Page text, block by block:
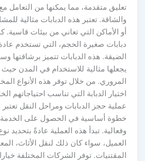
تعليق متقدمة، مما يمكنها من التعامل
والشاقة. تعتبر هذه الدبابات مثالية
أو الأماكن التي تعاني من بيئات قاسية.
دبابات صغيرة الحجم، التي تستخدم
الضيقة. هذه الدبابات تتميز برشاقتها
يجعلها مثالية للاستخدام في المدن حيث
المروري. من خلال توفر هذه الأنواع
اختيار الدبابة التي تناسب احتياجاتهم
عملية حجز الدبابات ومراحل النقل تعتبر
خطوة أساسية في الحصول على الخدمة
وفعالية. تبدأ هذه العملية عادةً بتحديد
العميل، سواء كان ذلك لنقل الأثاث،
المقتنيات. توفر الشركات المختلفة